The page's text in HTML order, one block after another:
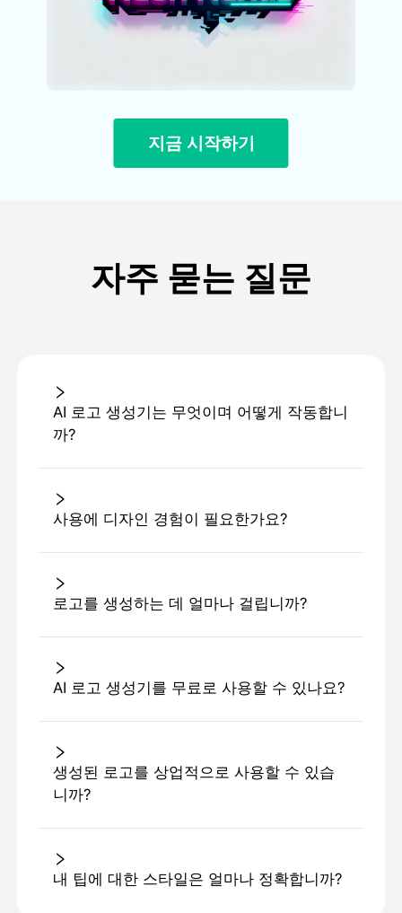
지금 시작하기
자주 묻는 질문
AI 로고 생성기는 무엇이며 어떻게 작동합니
까?
사용에 디자인 경험이 필요한가요?
로고를 생성하는 데 얼마나 걸립니까?
AI 로고 생성기를 무료로 사용할 수 있나요?
생성된 로고를 상업적으로 사용할 수 있습
니까?
내 팁에 대한 스타일은 얼마나 정확합니까?